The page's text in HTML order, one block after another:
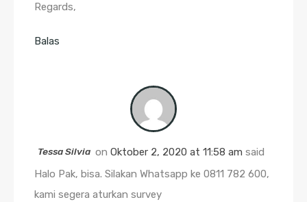
Regards,
Balas
Tessa Silvia on Oktober 2, 2020 at 11:58 am said
Halo Pak, bisa. Silakan Whatsapp ke 0811 782 600,
kami segera aturkan survey